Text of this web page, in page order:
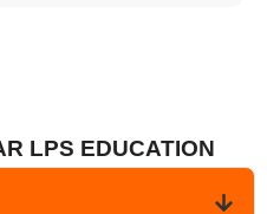
LPS EDUCATION